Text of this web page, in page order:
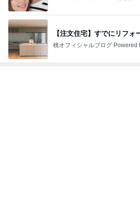
【注文住宅】すでにリフォ
桃オフィシャルブログ Powered